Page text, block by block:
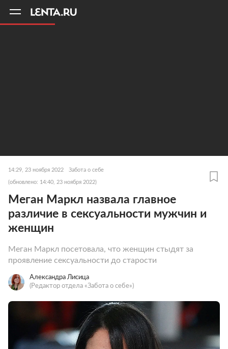
14:29, 23 ноября 2022 Забота о себе
(обновлено: 14:40, 23 ноября 2022)
Меган Маркл назвала главное
различие в сексуальности мужчин и
женщин
Меган Маркл посетовала, что женщин стыдят за
проявление сексуальности до старости
Александра Лисица
(Редактор отдела «Забота о себе»)